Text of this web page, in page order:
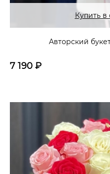
Купить в
Авторский
7 190 ₽